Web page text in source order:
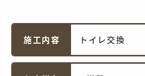
施工内容 トイレ交換